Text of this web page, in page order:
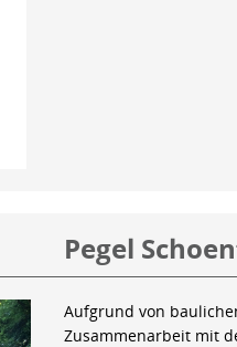
Pegel
Aufgrund von
Zusammenarbeit mit